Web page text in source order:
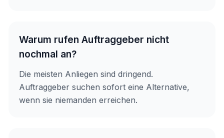
Warum rufen Auftraggeber nicht
nochmal an?
Die meisten Anliegen sind dringend.
Auftraggeber suchen sofort eine Alternative,
wenn sie niemanden erreichen.